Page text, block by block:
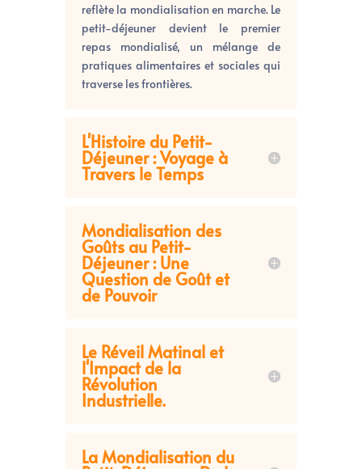
reflète la mondialisation en marche. Le
petit-déjeuner devient le premier
repas mondialisé, un mélange de
pratiques alimentaires et sociales qui
traverse les frontières.
L'Histoire du Petit-
Déjeuner : Voyage à
Travers le Temps
Mondialisation des
Goûts au Petit-
Déjeuner : Une
Question de Goût et
de Pouvoir
Le Réveil Matinal et
l'Impact de la
Révolution
Industrielle.
La Mondialisation du